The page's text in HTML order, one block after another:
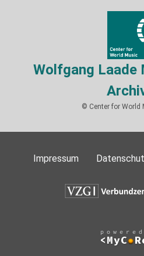
Wolfgang Laade
© Center for World
Impressum